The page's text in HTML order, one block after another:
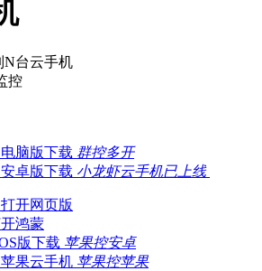
N台云手机
控
电脑版下载 群控多开
安卓版下载 小龙虾云手机已上线
打开网页版
鸿蒙
版下载 苹果控安卓
苹果云手机 苹果控苹果